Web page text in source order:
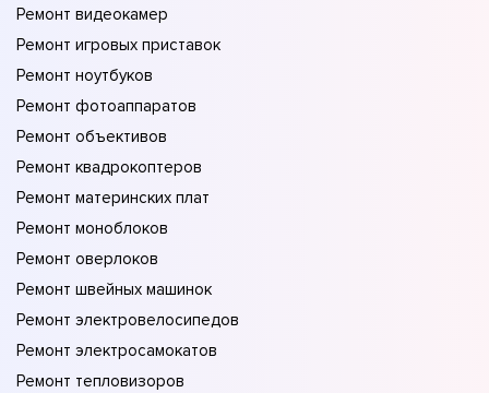
Ремонт видеокамер
Ремонт игровых приставок
Ремонт ноутбуков
Ремонт фотоаппаратов
Ремонт объективов
Ремонт квадрокоптеров
Ремонт материнских плат
Ремонт моноблоков
Ремонт оверлоков
Ремонт швейных машинок
Ремонт электровелосипедов
Ремонт электросамокатов
Ремонт тепловизоров